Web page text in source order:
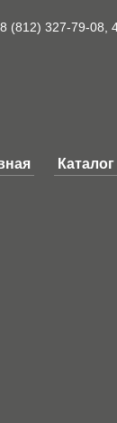
8 (812) 327-79-08,